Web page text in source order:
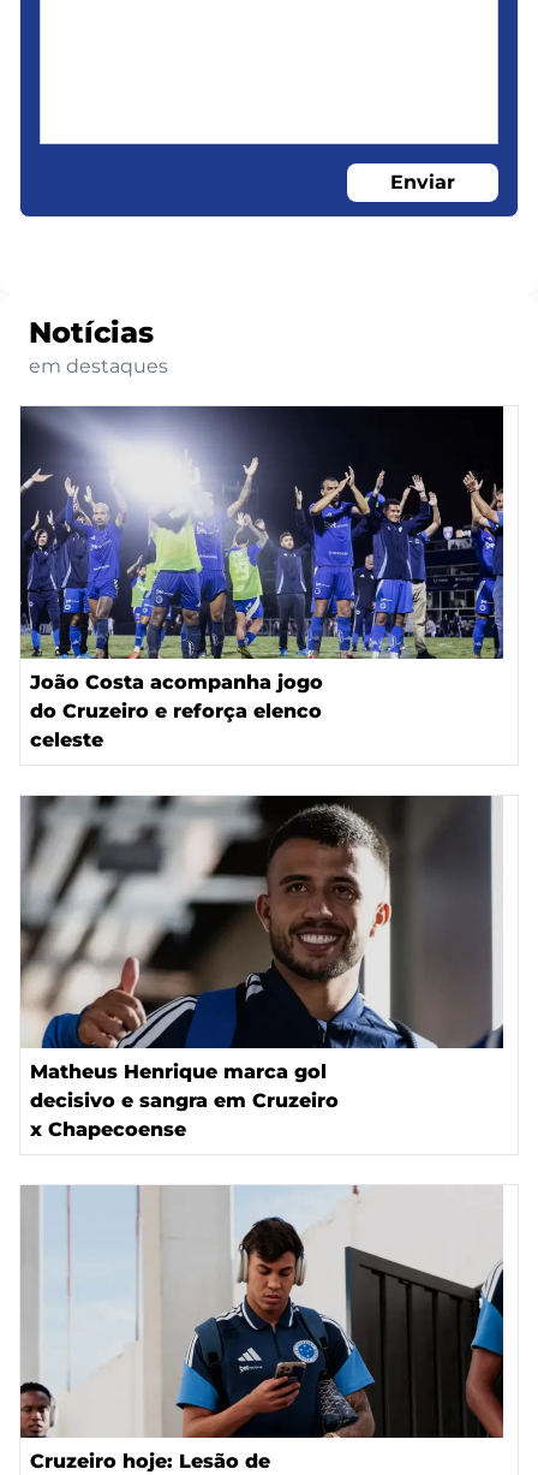
Enviar
Notícias
em destaques
João Costa acompanha jogo
do Cruzeiro e reforça elenco
celeste
Matheus Henrique marca gol
decisivo e sangra em Cruzeiro
x Chapecoense
Cruzeiro hoje: Lesão de